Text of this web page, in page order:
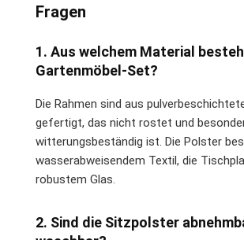
Fragen
1. Aus welchem Material
Gartenmöbel-Set?
Die Rahmen sind aus
gefertigt, das nicht rostet und
witterungsbeständig ist. Die Polster
wasserabweisendem Textil, die
robustem Glas.
2. Sind die Sitzpolster